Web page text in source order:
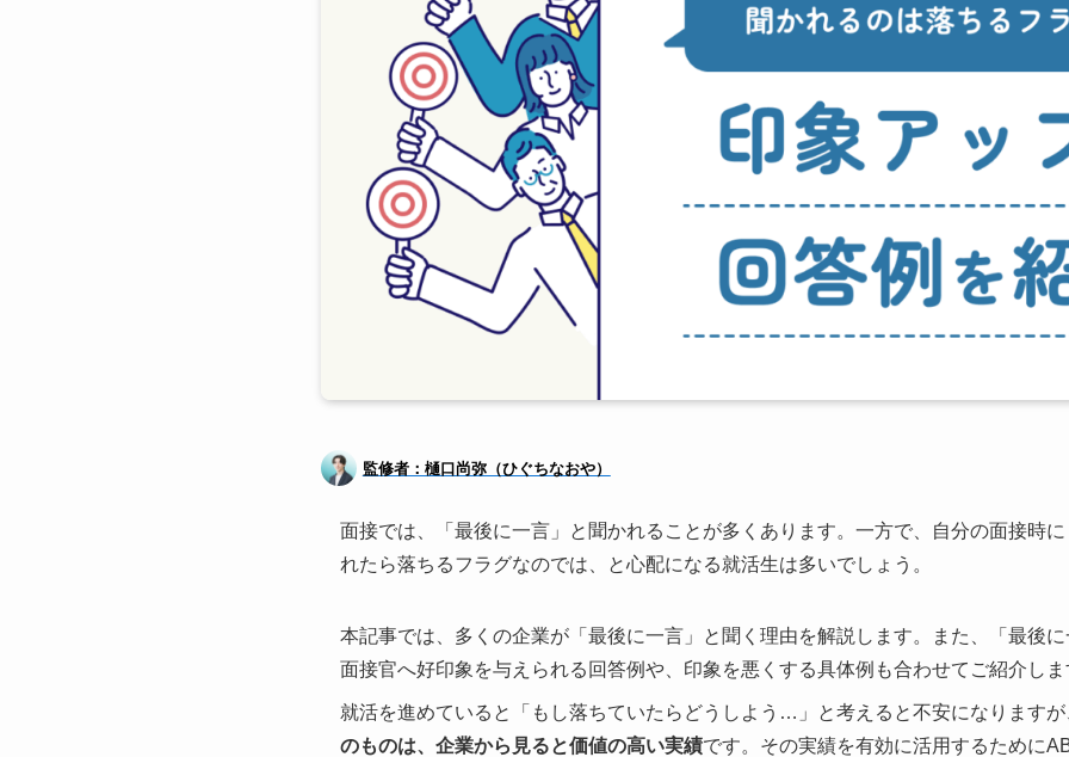
監修者：樋口尚弥（ひぐちなおや）
面接では、「最後に一言」と聞かれることが多くあります。一方で、自分の面接時
れたら落ちるフラグなのでは、と心配になる就活生は多いでしょう。
本記事では、多くの企業が「最後に一言」と聞く理由を解説します。また、「最後
面接官へ好印象を与えられる回答例や、印象を悪くする具体例も合わせてご紹介しま
就活を進めていると「もし落ちていたらどうしよう…」と考えると不安になりますが
のものは、企業から見ると価値の高い実績です。その実績を有効に活用するために